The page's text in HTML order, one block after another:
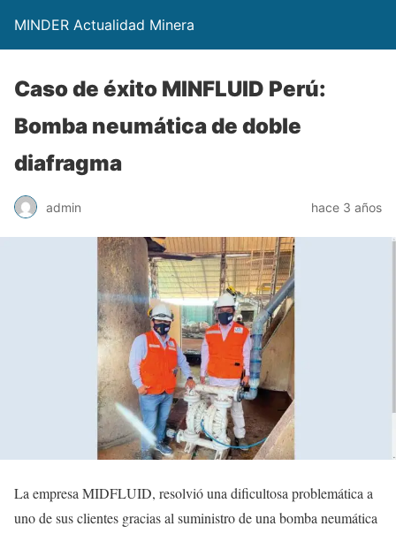
MINDER Actualidad Minera
Caso de éxito MINFLUID Perú:
Bomba neumática de doble
diafragma
admin hace 3 años
La empresa MIDFLUID, resolvió una dificultosa problemática a
uno de sus clientes gracias al suministro de una bomba neumática